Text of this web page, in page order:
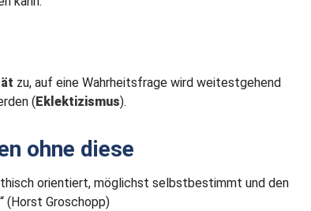
zu, auf eine Wahrheitsfrage wird weitestgehend
(Eklektizismus).
ohne diese
orientiert, möglichst selbstbestimmt und den
(Horst Groschopp)